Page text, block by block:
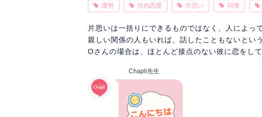
運勢 社内恋愛 片思い 同僚
片思いは一括りにできるものではなく、人によっ
親しい関係の人もいれば、話したこともないとい
Oさんの場合は、ほとんど接点のない彼に恋をして
Chapli先生